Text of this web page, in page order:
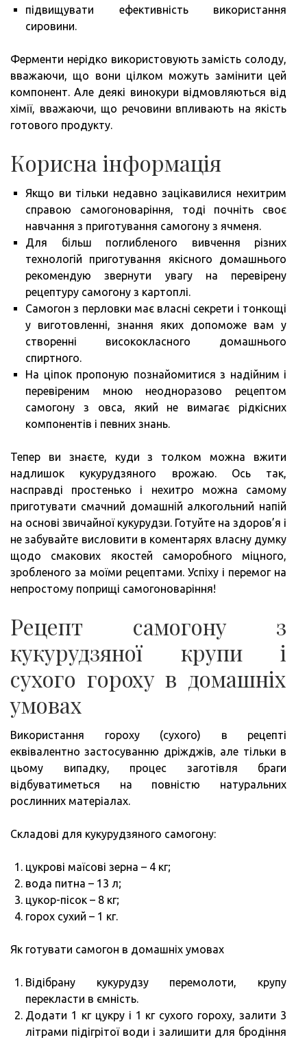
підвищувати ефективність використання
сировини.
Ферменти нерідко використовують замість солоду,
вважаючи, що вони цілком можуть замінити цей
компонент. Але деякі винокури відмовляються від
хімії, вважаючи, що речовини впливають на якість
готового продукту.
Корисна інформація
Якщо ви тільки недавно зацікавилися нехитрим
справою самогоноваріння, тоді почніть своє
навчання з приготування самогону з ячменя.
Для більш поглибленого вивчення різних
технологій приготування якісного домашнього
рекомендую звернути увагу на перевірену
рецептуру самогону з картоплі.
Самогон з перловки має власні секрети і тонкощі
у виготовленні, знання яких допоможе вам у
створенні висококласного домашнього
спиртного.
На ціпок пропоную познайомитися з надійним і
перевіреним мною неодноразово рецептом
самогону з овса, який не вимагає рідкісних
компонентів і певних знань.
Тепер ви знаєте, куди з толком можна вжити
надлишок кукурудзяного врожаю. Ось так,
насправді простенько і нехитро можна самому
приготувати смачний домашній алкогольний напій
на основі звичайної кукурудзи. Готуйте на здоров’я і
не забувайте висловити в коментарях власну думку
щодо смакових якостей саморобного міцного,
зробленого за моїми рецептами. Успіху і перемог на
непростому поприщі самогоноваріння!
Рецепт самогону з
кукурудзяної крупи і
сухого гороху в домашніх
умовах
Використання гороху (сухого) в рецепті
еквівалентно застосуванню дріжджів, але тільки в
цьому випадку, процес заготівля браги
відбуватиметься на повністю натуральних
рослинних матеріалах.
Складові для кукурудзяного самогону:
цукрові маїсові зерна – 4 кг;
вода питна – 13 л;
цукор-пісок – 8 кг;
горох сухий – 1 кг.
Як готувати самогон в домашніх умовах
Відібрану кукурудзу перемолоти, крупу
перекласти в ємність.
Додати 1 кг цукру і 1 кг сухого гороху, залити 3
літрами підігрітої води і залишити для бродіння